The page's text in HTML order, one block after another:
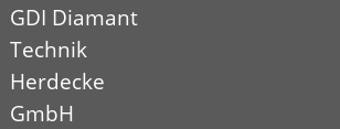
GDI Diamant
Technik
Herdecke
GmbH